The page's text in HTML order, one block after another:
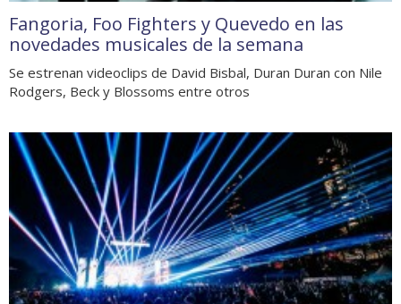
Fangoria, Foo Fighters y Quevedo en las
novedades musicales de la semana
Se estrenan videoclips de David Bisbal, Duran Duran con Nile
Rodgers, Beck y Blossoms entre otros